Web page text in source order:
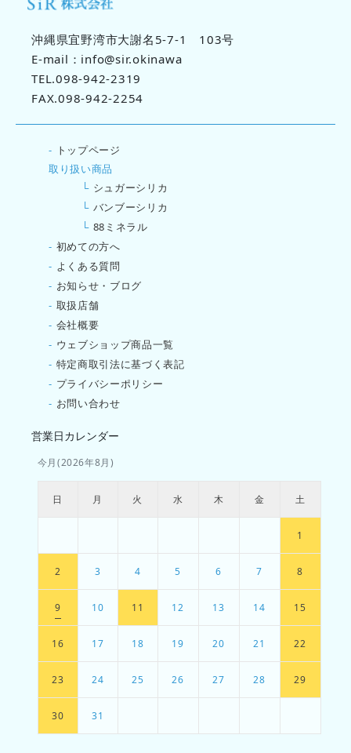
沖縄県宜野湾市大謝名5-7-1 103号
E-mail：info@sir.okinawa
TEL.098-942-2319
FAX.098-942-2254
- トップページ
取り扱い商品
└ シュガーシリカ
└ バンブーシリカ
└ 88ミネラル
- 初めての方へ
- よくある質問
- お知らせ・ブログ
- 取扱店舗
- 会社概要
- ウェブショップ商品一覧
- 特定商取引法に基づく表記
- プライバシーポリシー
- お問い合わせ
営業日カレンダー
今月(2026年8月)
日 月 火 水 木 金 土
1
2 3 4 5 6 7 8
9 10 11 12 13 14 15
16 17 18 19 20 21 22
23 24 25 26 27 28 29
30 31